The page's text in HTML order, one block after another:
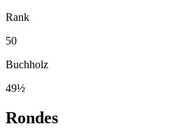
Rank
50
Buchholz
49½
Rondes